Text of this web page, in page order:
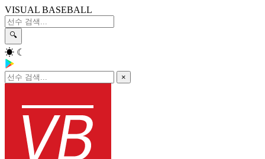
VISUAL BASEBALL
🔍
☀ ☾
×